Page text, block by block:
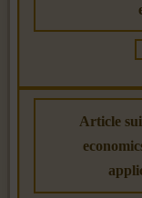
Article